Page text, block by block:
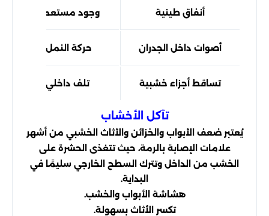
أنفاق طينية وجود مستعمرة نشطة
أصوات داخل الجدران حركة النمل الأبيض
تساقط أجزاء خشبية تلف داخلي متقدم
تآكل الأخشاب
يُعتبر ضعف الأبواب والخزائن والأثاث الخشبي من أشهر
علامات الإصابة بالرمة، حيث تتغذى الحشرة على
الخشب من الداخل وتترك السطح الخارجي سليمًا في
البداية.
هشاشة الأبواب والخشب.
تكسر الأثاث بسهولة.